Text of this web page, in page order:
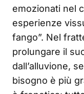
emozionati nel
esperienze
fango”. Nel
prolungare il
dall’alluvione,
bisogno è più